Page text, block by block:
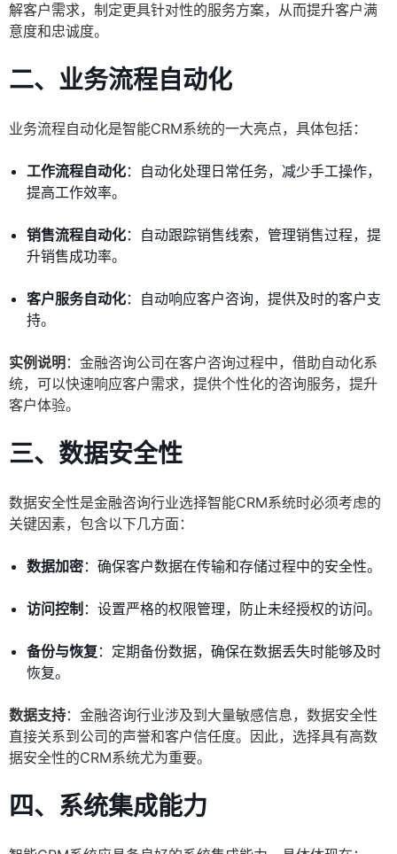
解客户需求，制定更具针对性的服务方案，从而提升客户满
意度和忠诚度。
二、业务流程自动化
业务流程自动化是智能CRM系统的一大亮点，具体包括：
工作流程自动化：自动化处理日常任务，减少手工操作，
提高工作效率。
销售流程自动化：自动跟踪销售线索，管理销售过程，提
升销售成功率。
客户服务自动化：自动响应客户咨询，提供及时的客户支
持。
实例说明 ：金融咨询公司在客户咨询过程中，借助自动化系
统，可以快速响应客户需求，提供个性化的咨询服务，提升
客户体验。
三、数据安全性
数据安全性是金融咨询行业选择智能CRM系统时必须考虑的
关键因素，包含以下几方面：
数据加密：确保客户数据在传输和存储过程中的安全性。
访问控制 ：设置严格的权限管理，防止未经授权的访问。
备份与恢复 ：定期备份数据，确保在数据丢失时能够及时
恢复。
数据支持：金融咨询行业涉及到大量敏感信息，数据安全性
直接关系到公司的声誉和客户信任度。因此，选择具有高数
据安全性的CRM系统尤为重要。
四、系统集成能力